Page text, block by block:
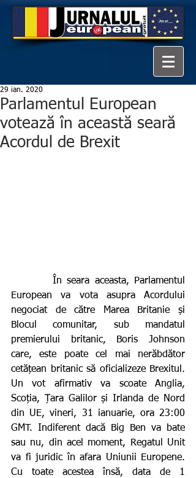
Parlamentul European
votează în această seară
Acordul de Brexit
29 ian. 2020
European va vota asupra Acordului
negociat de către Marea Britanie și
Blocul comunitar, sub mandatul
premierului britanic, Boris Johnson
care, este poate cel mai nerăbdător
cetățean britanic să oficializeze Brexitul.
Un vot afirmativ va scoate Anglia,
Scoția, Țara Galilor și Irlanda de Nord
din UE, vineri, 31 ianuarie, ora 23:00
GMT. Indiferent dacă Big Ben va bate
sau nu, din acel moment, Regatul Unit
va fi juridic în afara Uniunii Europene.
Cu toate acestea însă, data de 1